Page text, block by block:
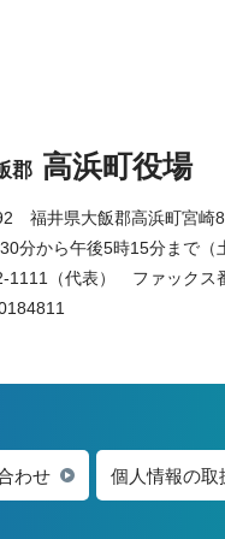
郡 高浜町役場
福井県大飯郡高浜町宮崎
分から午後5時15分まで（
1111（代表） ファックス
わせ 個人情報の取